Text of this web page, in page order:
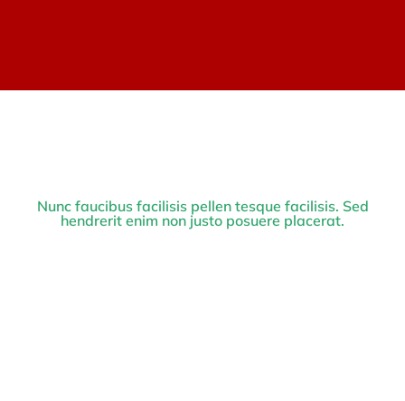
Nunc faucibus facilisis pellen tesque facilisis. Sed
hendrerit enim non justo posuere placerat.